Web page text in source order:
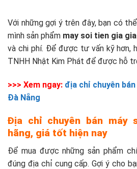
Với những gợi ý trên đây, bạn có
mình sản phẩm may soi tien gia
và chi phí. Để được tư vấn kỹ hơn,
TNHH Nhật Kim Phát để được hỗ
>>> Xem ngay: địa chỉ chuyên
Đà Nẵng
Địa chỉ chuyên bán máy
hãng, giá tốt hiện nay
Để mua được những sản phẩm
đúng địa chỉ cung cấp. Gợi ý cho